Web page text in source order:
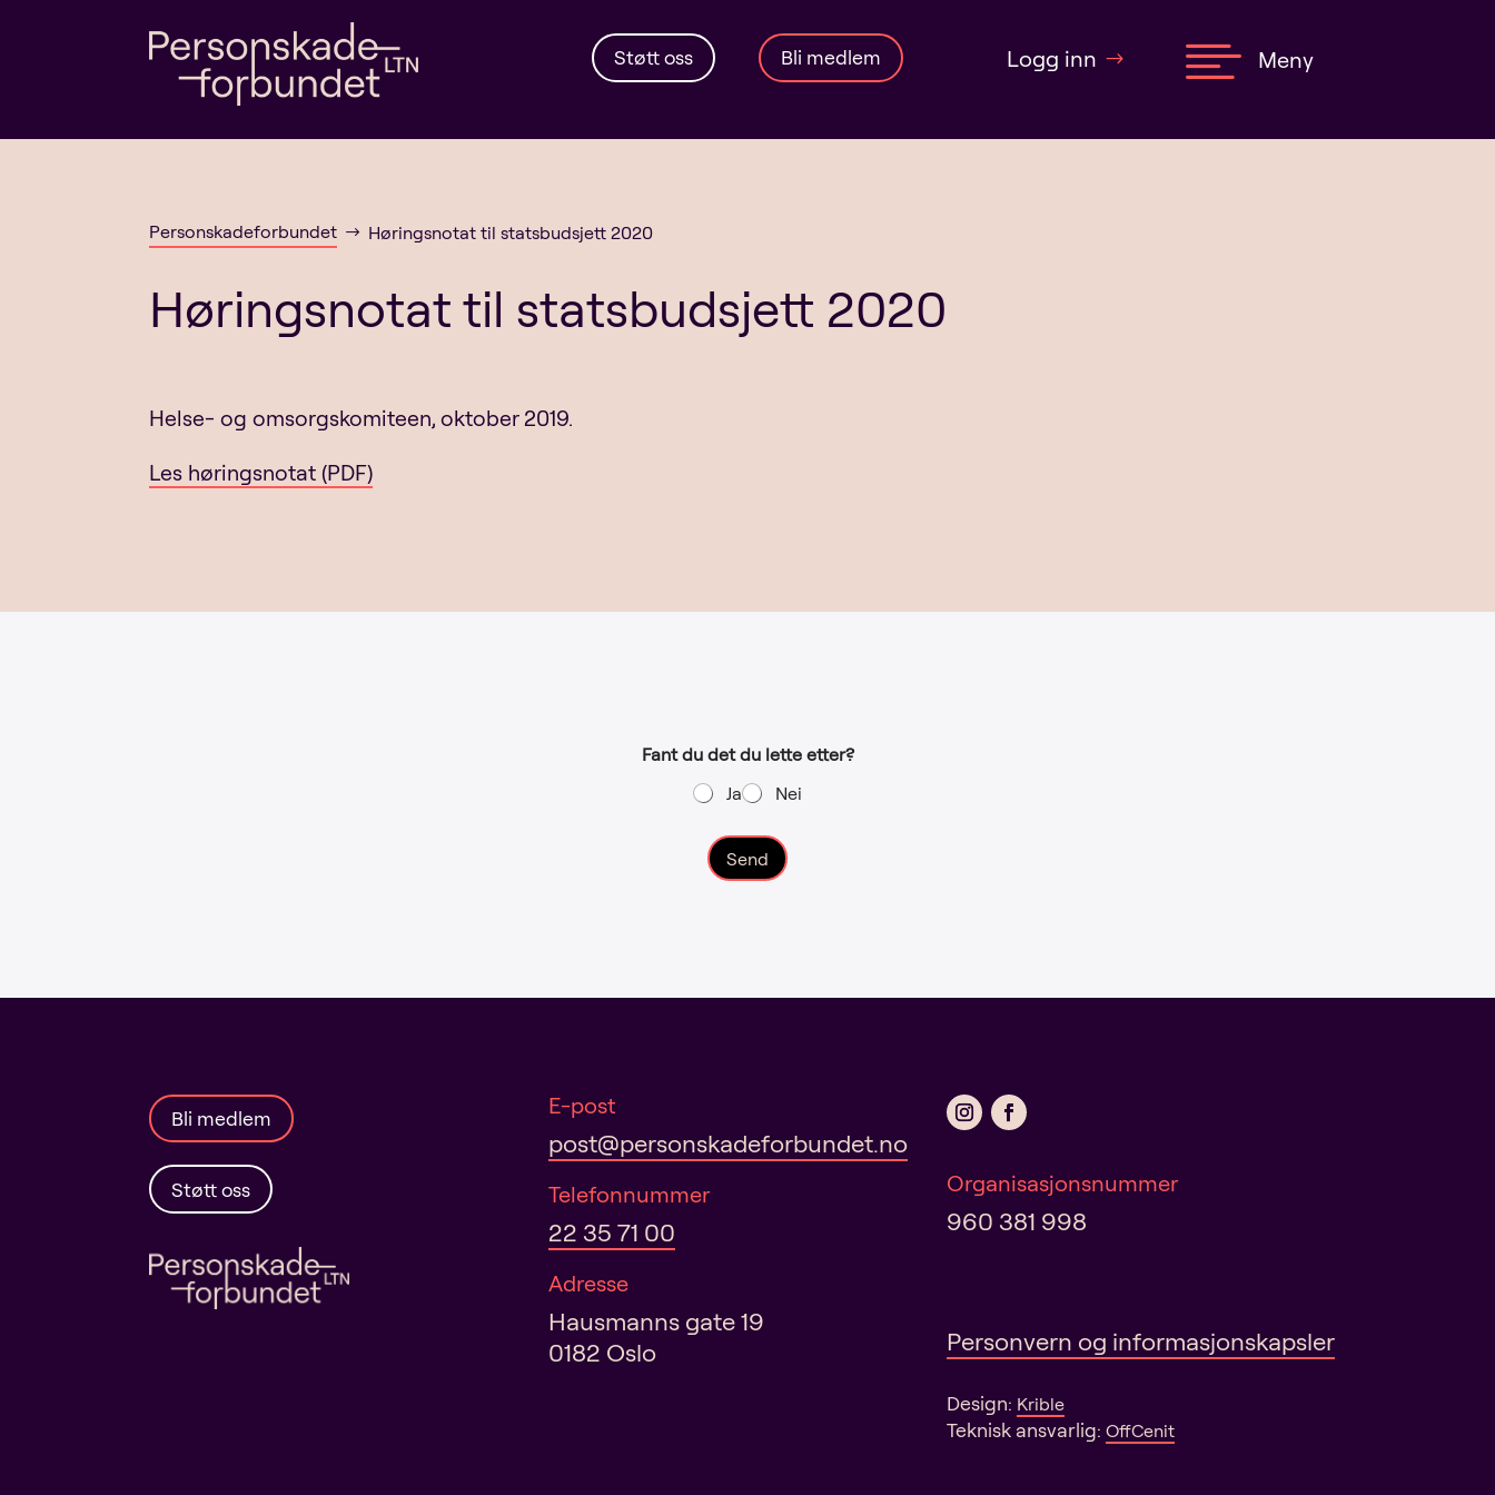
Støtt oss Bli medlem Logg inn  Meny
Personskadeforbundet $ Høringsnotat til statsbudsjett 2020
Høringsnotat til statsbudsjett 2020
Helse- og omsorgskomiteen, oktober 2019.
Les høringsnotat (PDF)
Fant du det du lette etter?
Ja
Nei
Send
r
e
:
Bli medlem
Støtt oss
E-post
post@personskadeforbundet.no
Telefonnummer
22 35 71 00
Adresse
Hausmanns gate 19
0182 Oslo
Organisasjonsnummer
960 381 998
Personvern og informasjonskapsler
Design: Krible
Teknisk ansvarlig:OffCenit